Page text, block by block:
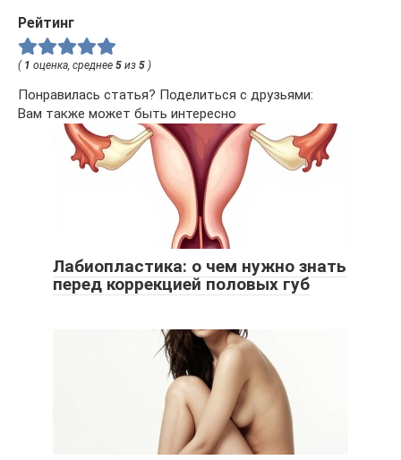
Рейтинг
( 1 оценка, среднее 5 из 5 )
Понравилась статья? Поделиться с друзьями:
Вам также может быть интересно
Лабиопластика: о чем нужно знать
перед коррекцией половых губ